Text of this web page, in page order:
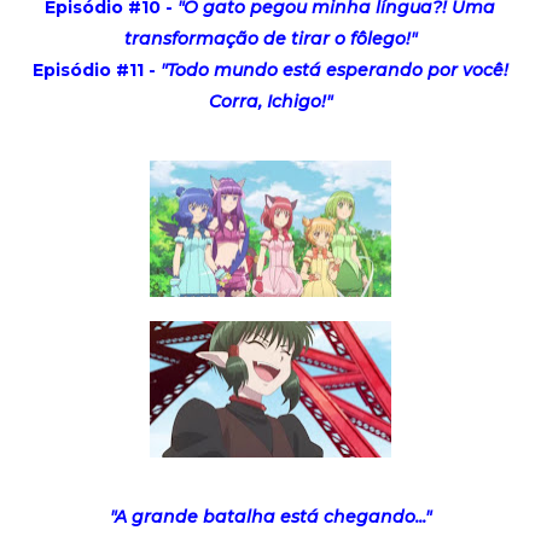
Episódio #10 - "O gato pegou minha língua?! Uma
transformação de tirar o fôlego!"
Episódio #11 - "Todo mundo está esperando por você!
Corra, Ichigo!"
"A grande batalha está chegando..."